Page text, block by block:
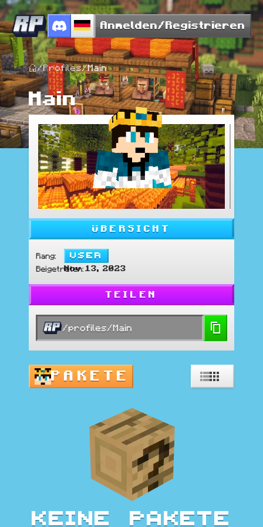
Anmelden/Registrieren
/Profiles/Main
Main
ÜBERSICHT
Rang: User
Beigetreten:
Nov 13, 2023
TEILEN
/profiles/Main
PAKETE
Keine Pakete